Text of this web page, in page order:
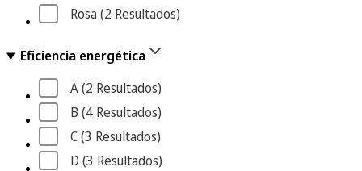
Rosa (2 Resultados)
Eficiencia energética
A (2 Resultados)
B (4 Resultados)
C (3 Resultados)
D (3 Resultados)